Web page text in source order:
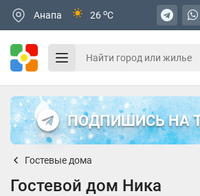
Анапа 26 oC
ПОДПИШИСЬ НА
Гостевые дома
Гостевой дом Ника